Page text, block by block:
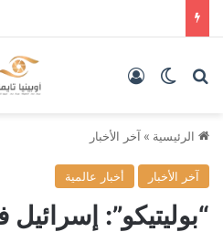
بحث عنالوضع المظلم
الرئيسية » آخر الأخبار
آخر الأخبار أخبار عالمية
“بوليتيكو”: